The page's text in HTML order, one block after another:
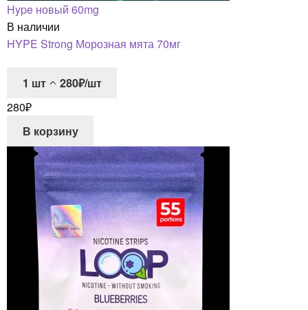
Hype новый 60mg
В наличии
HYPE Strong Морозная мята 70мг
1 шт
280₽/шт
280₽
В корзину